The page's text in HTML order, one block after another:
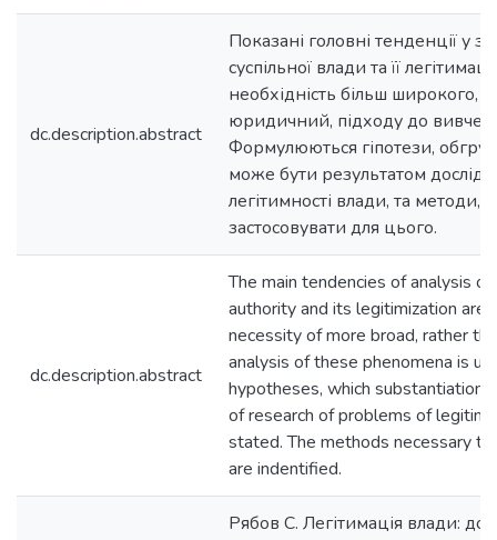
dc.description.abstract
Показані головні тенденції у
суспільної влади та її
необхідність більш широкого,
юридичний, підходу до
Формулюються гіпотези,
може бути результатом
легітимності влади, та методи,
застосовувати для цього.
dc.description.abstract
The main tendencies of analysis
authority and its legitimization are
necessity of more broad, rather
analysis of these phenomena is
hypotheses, which substantiation
of research of problems of
stated. The methods necessary
are indentified.
Рябов С. Легітимація влади: